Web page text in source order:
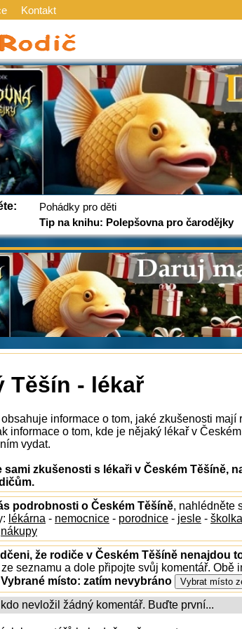
Kontakt
Pohádky pro děti
Tip na knihu: Polepšovna pro čarodějky
Těšín - lékař
informace o tom, jaké zkušenosti
informace o tom, kde je nějaký lékař v
vydat.
sami zkušenosti s lékaři v Českém Těšíně,
podrobnosti o Českém Těšíně, nahlédněte
lékárna - nemocnice - porodnice - jesle -
nákupy
že rodiče v Českém Těšíně nenajdou
seznamu a dole připojte svůj komentář. Obě
Vybrané místo: zatím nevybráno
nevložil žádný komentář. Buďte první...